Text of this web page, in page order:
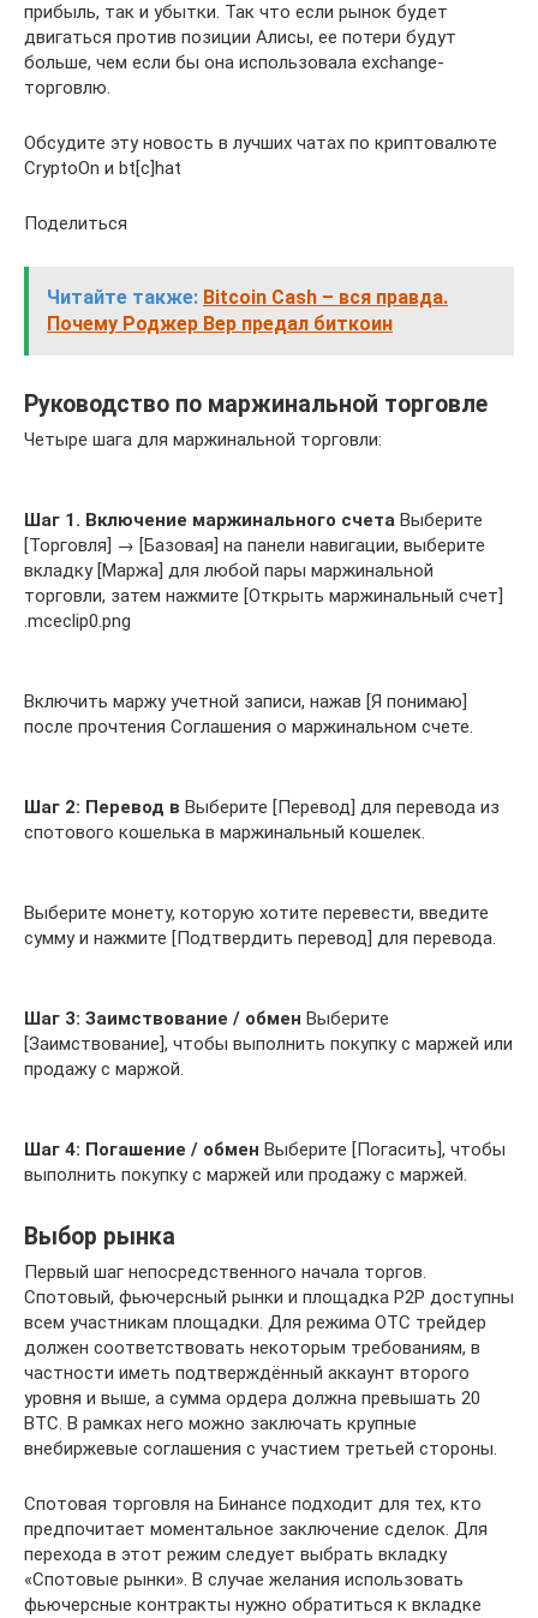
прибыль, так и убытки. Так что если рынок будет
двигаться против позиции Алисы, ее потери будут
больше, чем если бы она использовала exchange-
торговлю.
Обсудите эту новость в лучших чатах по криптовалюте
CryptoOn и bt[c]hat
Поделиться
Читайте также: Bitcoin Cash – вся правда.
Почему Роджер Вер предал биткоин
Руководство по маржинальной торговле
Четыре шага для маржинальной торговли:
Шаг 1. Включение маржинального счета Выберите
[Торговля] → [Базовая] на панели навигации, выберите
вкладку [Маржа] для любой пары маржинальной
торговли, затем нажмите [Открыть маржинальный счет]
.mceclip0.png
Включить маржу учетной записи, нажав [Я понимаю]
после прочтения Соглашения о маржинальном счете.
Шаг 2: Перевод в Выберите [Перевод] для перевода из
спотового кошелька в маржинальный кошелек.
Выберите монету, которую хотите перевести, введите
сумму и нажмите [Подтвердить перевод] для перевода.
Шаг 3: Заимствование / обмен Выберите
[Заимствование], чтобы выполнить покупку с маржей или
продажу с маржой.
Шаг 4: Погашение / обмен Выберите [Погасить], чтобы
выполнить покупку с маржей или продажу с маржей.
Выбор рынка
Первый шаг непосредственного начала торгов.
Спотовый, фьючерсный рынки и площадка P2P доступны
всем участникам площадки. Для режима OTC трейдер
должен соответствовать некоторым требованиям, в
частности иметь подтверждённый аккаунт второго
уровня и выше, а сумма ордера должна превышать 20
BTC. В рамках него можно заключать крупные
внебиржевые соглашения с участием третьей стороны.
Спотовая торговля на Бинансе подходит для тех, кто
предпочитает моментальное заключение сделок. Для
перехода в этот режим следует выбрать вкладку
«Спотовые рынки». В случае желания использовать
фьючерсные контракты нужно обратиться к вкладке